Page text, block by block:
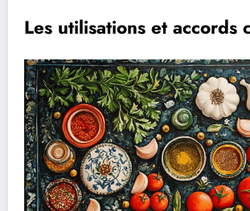
Les utilisations et accords